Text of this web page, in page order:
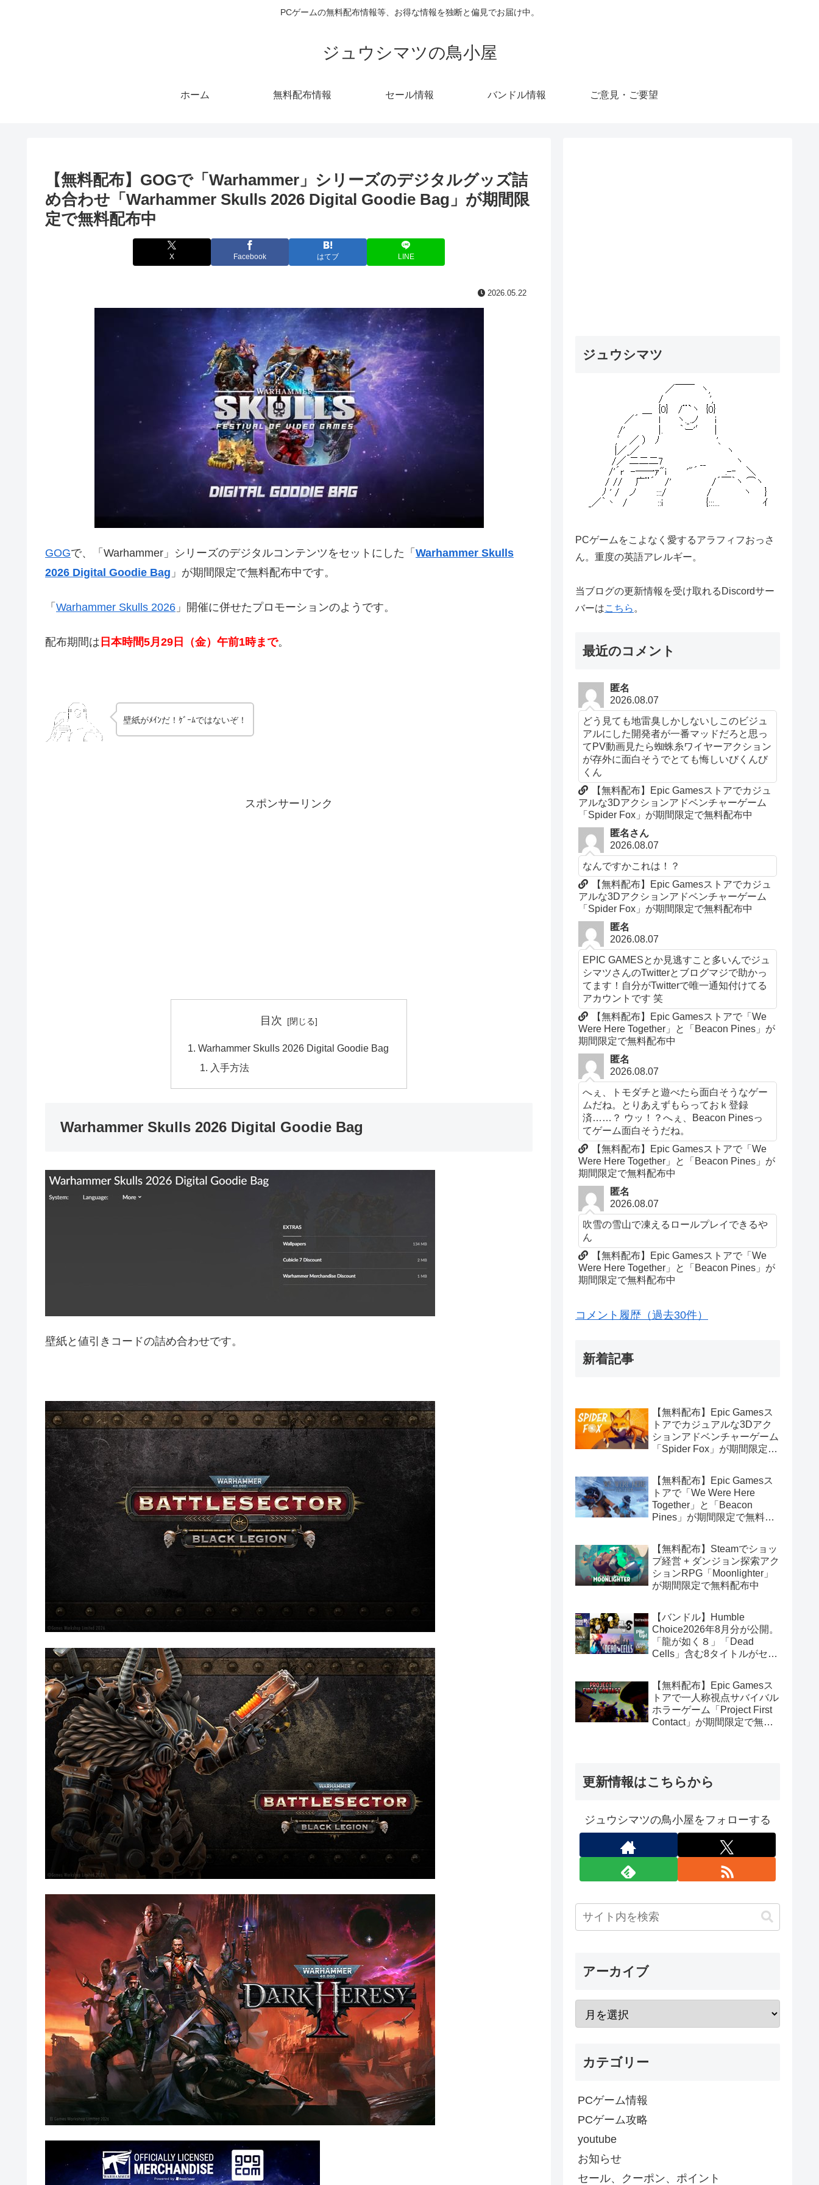
PCゲームの無料配布情報等、お得な情報を独断と偏見でお届け中。
ジュウシマツの鳥小屋
ホーム 無料配布情報 セール情報 バンドル情報 ご意見・ご要望
【無料配布】GOGで「Warhammer」シリーズのデジタルグッズ詰
め合わせ「Warhammer Skulls 2026 Digital Goodie Bag」が期間限
定で無料配布中
X Facebook はてブ LINE
2026.05.22
GOGで、「Warhammer」シリーズのデジタルコンテンツをセットにした「 Warhammer Skulls
2026 Digital Goodie Bag 」が期間限定で無料配布中です。
「 Warhammer Skulls 2026 」開催に併せたプロモーションのようです。
配布期間は 日本時間5月29日（金） 午前1時まで。
壁紙がﾒｲﾝだ！ｹﾞｰﾑではないぞ！
スポンサーリンク
目次
Warhammer Skulls 2026 Digital Goodie Bag
入手方法
Warhammer Skulls 2026 Digital Goodie Bag
壁紙と値引きコードの詰め合わせです。
ジュウシマツ
PCゲームをこよなく愛するアラフィフおっさ
ん。重度の英語アレルギー。
当ブログの更新情報を受け取れるDiscordサー
バーはこちら 。
最近のコメント
匿名
2026.08.07
どう見ても地雷臭しかしないしこのビジュ
アルにした開発者が一番マッドだろと思っ
てPV動画見たら蜘蛛糸ワイヤーアクション
が存外に面白そうでとても悔しいびくんび
くん
【無料配布】Epic Gamesストアでカジュ
アルな3Dアクションアドベンチャーゲーム
「Spider Fox」が期間限定で無料配布中
匿名さん
2026.08.07
なんですかこれは！？
【無料配布】Epic Gamesストアでカジュ
アルな3Dアクションアドベンチャーゲーム
「Spider Fox」が期間限定で無料配布中
匿名
2026.08.07
EPIC GAMESとか見逃すこと多いんでジュ
シマツさんのTwitterとブログマジで助かっ
てます！自分がTwitterで唯一通知付けてる
アカウントです 笑
【無料配布】Epic Gamesストアで「We
Were Here Together」と「Beacon Pines」が
期間限定で無料配布中
匿名
2026.08.07
へぇ、トモダチと遊べたら面白そうなゲー
ムだね。とりあえずもらっておｋ登録
済……？ ウッ！？へぇ、Beacon Pinesっ
てゲーム面白そうだね。
【無料配布】Epic Gamesストアで「We
Were Here Together」と「Beacon Pines」が
期間限定で無料配布中
匿名
2026.08.07
吹雪の雪山で凍えるロールプレイできるや
ん
【無料配布】Epic Gamesストアで「We
Were Here Together」と「Beacon Pines」が
期間限定で無料配布中
コメント履歴（過去30件）
新着記事
【無料配布】Epic Gamesス
トアでカジュアルな3Dアク
ションアドベンチャーゲーム
「Spider Fox」が期間限定で
【無料配布】Epic Gamesス
トアで「We Were Here
Together」と「Beacon
Pines」が期間限定で無料配
【無料配布】Steamでショッ
プ経営 + ダンジョン探索アク
ションRPG「Moonlighter」
が期間限定で無料配布中
【バンドル】Humble
Choice2026年8月分が公開。
「龍が如く８」「Dead
Cells」含む8タイトルがセッ
【無料配布】Epic Gamesス
トアで一人称視点サバイバル
ホラーゲーム「Project First
Contact」が期間限定で無料
更新情報はこちらから
ジュウシマツの鳥小屋をフォローする
アーカイブ
カテゴリー
PCゲーム情報
PCゲーム攻略
youtube
お知らせ
セール、クーポン、ポイント